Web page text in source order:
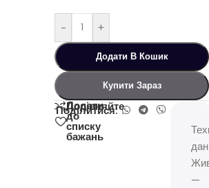
- +
Додати В Кошик
Купити Зараз
Порівняйте
Додати
до
списку
бажань
Поділитися:
—